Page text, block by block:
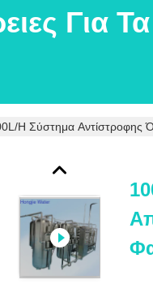
Για
H Σύστημα Αντίστροφης